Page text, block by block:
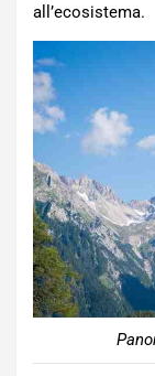
all’ecosistema.